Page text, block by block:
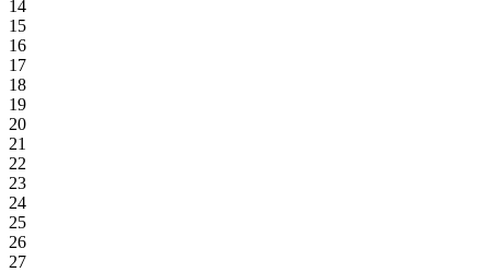
14
15
16
17
18
19
20
21
22
23
24
25
26
27